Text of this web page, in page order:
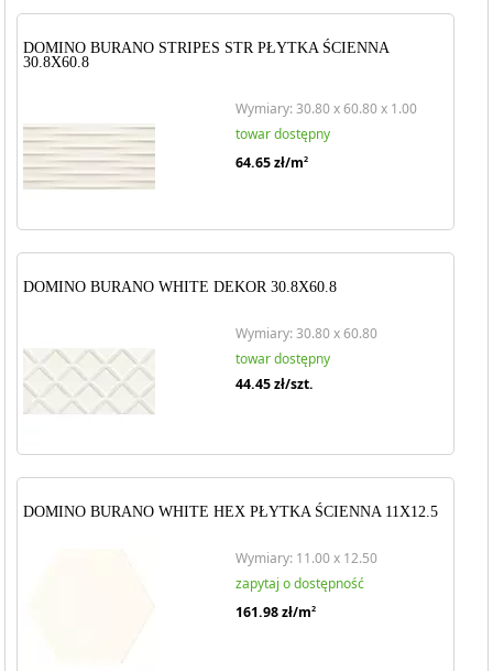
DOMINO BURANO STRIPES STR PŁYTKA ŚCIENNA
30.8X60.8
Wymiary: 30.80 x 60.80 x 1.00
towar dostępny
64.65zł/m2
DOMINO BURANO WHITE DEKOR 30.8X60.8
Wymiary: 30.80 x 60.80
towar dostępny
44.45zł/szt.
DOMINO BURANO WHITE HEX PŁYTKA ŚCIENNA 11X12.5
Wymiary: 11.00 x 12.50
zapytaj o dostępność
161.98zł/m2